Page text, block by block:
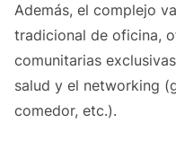
Además, el complejo
tradicional de oficina,
comunitarias
salud y el networking
comedor, etc.).